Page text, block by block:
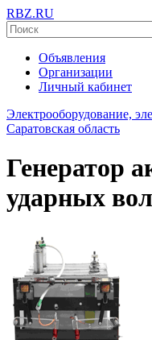
RBZ.RU
Объявления
Организации
Личный кабинет
Электрооборудование,
Саратовская область
Генератор
ударных